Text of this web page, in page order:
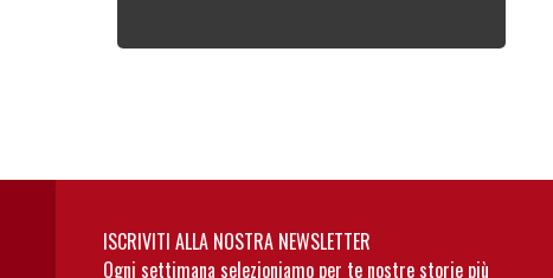
ISCRIVITI ALLA NOSTRA NEWSLETTER
Ogni settimana selezioniamo per te nostre storie più